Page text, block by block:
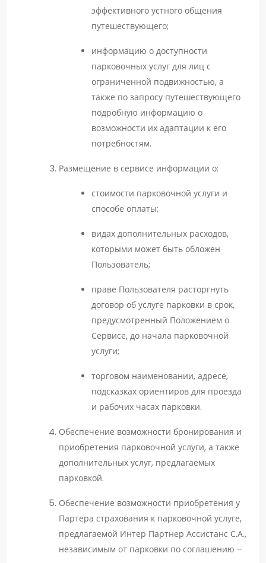
эффективного устного общения
путешествующего;
информацию о доступности
парковочных услуг для лиц с
ограниченной подвижностью, а
также по запросу путешествующего
подробную информацию о
возможности их адаптации к его
потребностям.
Размещение в сервисе информации о:
стоимости парковочной услуги и
способе оплаты;
видах дополнительных расходов,
которыми может быть обложен
Пользователь;
праве Пользователя расторгнуть
договор об услуге парковки в срок,
предусмотренный Положением о
Сервисе, до начала парковочной
услуги;
торговом наименовании, адресе,
подсказках ориентиров для проезда
и рабочих часах парковки.
Обеспечение возможности бронирования и
приобретения парковочной услуги, а также
дополнительных услуг, предлагаемых
парковкой.
Обеспечение возможности приобретения у
Партера страхования к парковочной услуге,
предлагаемой Интер Партнер Ассистанс С.А.,
независимым от парковки по соглашению –